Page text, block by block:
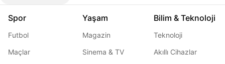
Spor
Futbol
Maçlar
Yaşam
Magazin
Sinema & TV
Bilim & Teknoloji
Teknoloji
Akıllı Cihazlar